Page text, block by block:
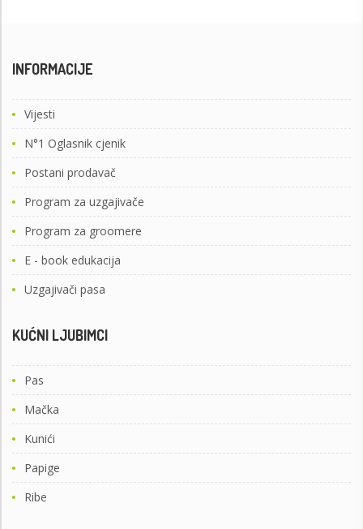
INFORMACIJE
Vijesti
N°1 Oglasnik cjenik
Postani prodavač
Program za uzgajivače
Program za groomere
E - book edukacija
Uzgajivači pasa
KUĆNI LJUBIMCI
Pas
Mačka
Kunići
Papige
Ribe